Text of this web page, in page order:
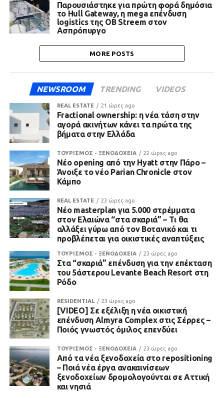
Παρουσιάστηκε για πρώτη φορά δημόσια
το Hull Gateway, η mega επένδυση
logistics της OB Streem στον
Ασπρόπυργο
MORE POSTS
NEWSROOM TRENDING VIDEOS
REAL ESTATE 21 ώρες ago
Fractional ownership: η νέα τάση στην
αγορά ακινήτων κάνει τα πρώτα της
βήματα στην Ελλάδα
ΤΟΥΡΙΣΜΟΣ - ΞΕΝΟΔΟΧΕΙΑ 22 ώρες ago
Νέο opening από την Hyatt στην Πάρο –
Άνοιξε το νέο Parian Chronicle στον
Κάμπο
REAL ESTATE 23 ώρες ago
Νέο masterplan για 5.000 στρέμματα
στον Ελαιώνα “στα σκαριά” – Τι θα
αλλάξει γύρω από τον Βοτανικό και τι
προβλέπεται για οικιστικές αναπτύξεις
ΤΟΥΡΙΣΜΟΣ - ΞΕΝΟΔΟΧΕΙΑ 23 ώρες ago
Στα “σκαριά” επένδυση για την επέκταση
του 5άστερου Levante Beach Resort στη
Ρόδο
RESIDENTIAL 23 ώρες ago
[VIDEO] Σε εξέλιξη η νέα οικιστική
επένδυση Almyra Complex στις Σέρρες –
Ποιός γνωστός όμιλος επενδύει
ΤΟΥΡΙΣΜΟΣ - ΞΕΝΟΔΟΧΕΙΑ 23 ώρες ago
Από τα νέα ξενοδοχεία στο repositioning
– Ποιά νέα έργα ανακαινίσεων
ξενοδοχείων δρομολογούνται σε Αττική
και νησιά